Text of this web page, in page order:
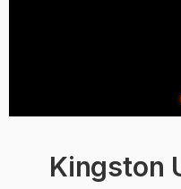
Kingston